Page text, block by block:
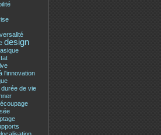
design
l'innovation
durée de vie